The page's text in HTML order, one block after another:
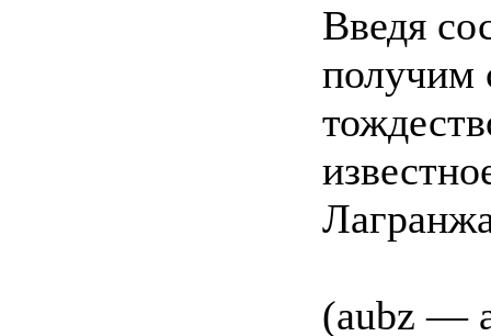
Введя
получим
(aubz —